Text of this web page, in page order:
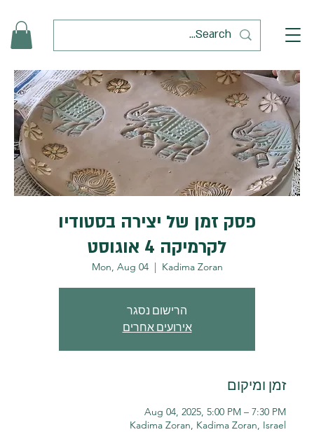
פסק זמן של יצירה בסטודיו
לקרמיקה 4 אוגוסט
Mon, Aug 04
  |
Kadima Zoran
הרישום נסגר
אירועים אחרים
זמן ומיקום
Aug 04, 2025, 5:00 PM – 7:30 PM
Kadima Zoran, Kadima Zoran, Israel